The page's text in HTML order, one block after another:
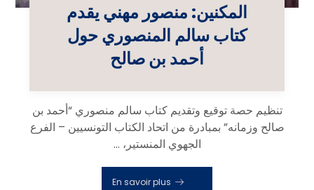
المكنين: منصور مهني يقدم
كتاب سالم المنصوري حول
أحمد بن صالح
تنظيم حصة توقيع وتقديم كتاب سالم منصوري “أحمد بن
صالح وزمانه” بمبادرة من اتحاد الكتاب التونسيين – الفرع
الجهوي المنستير، ...
En savoir plus